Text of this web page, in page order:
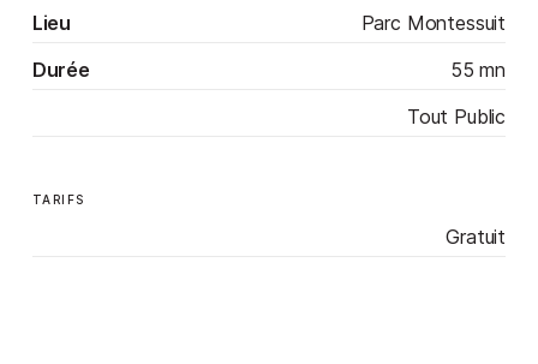
Lieu
Parc Montessuit
Durée
55 mn
Tout Public
TARIFS
Gratuit